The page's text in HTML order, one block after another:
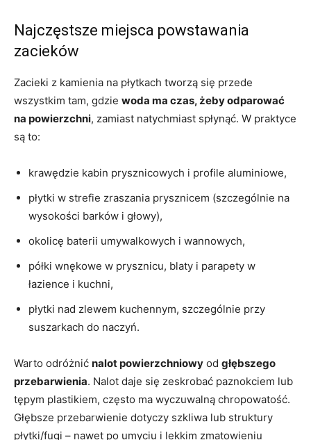
Najczęstsze miejsca powstawania
zacieków
Zacieki z kamienia na płytkach tworzą się przede
wszystkim tam, gdzie woda ma czas, żeby odparować
na powierzchni, zamiast natychmiast spłynąć. W praktyce
są to:
krawędzie kabin prysznicowych i profile aluminiowe,
płytki w strefie zraszania prysznicem (szczególnie na
wysokości barków i głowy),
okolicę baterii umywalkowych i wannowych,
półki wnękowe w prysznicu, blaty i parapety w
łazience i kuchni,
płytki nad zlewem kuchennym, szczególnie przy
suszarkach do naczyń.
Warto odróżnić nalot powierzchniowy od głębszego
przebarwienia. Nalot daje się zeskrobać paznokciem lub
tępym plastikiem, często ma wyczuwalną chropowatość.
Głębsze przebarwienie dotyczy szkliwa lub struktury
płytki/fugi – nawet po umyciu i lekkim zmatowieniu